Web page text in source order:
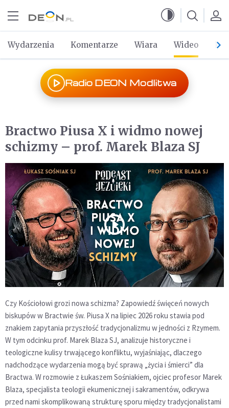
Wydarzenia Komentarze Wiara Wideo Po
Radio DEON Modlitwa
Bractwo Piusa X i widmo nowej
schizmy – prof. Marek Blaza SJ
Czy Kościołowi grozi nowa schizma? Zapowiedź święceń nowych
biskupów w Bractwie św. Piusa X na lipiec 2026 roku stawia pod
znakiem zapytania przyszłość tradycjonalizmu w jedności z Rzymem.
W tym odcinku prof. Marek Blaza SJ, analizuje historyczne i
teologiczne kulisy trwającego konfliktu, wyjaśniając, dlaczego
nadchodzące wydarzenia mogą być sprawą „życia i śmierci” dla
Bractwa. W rozmowie z Łukaszem Sośniakiem, ojciec profesor Marek
Blaza, specjalista teologii ekumenicznej i sakramentów, odkrywa
przed nami skomplikowaną strukturę sporu między tradycjonalistami